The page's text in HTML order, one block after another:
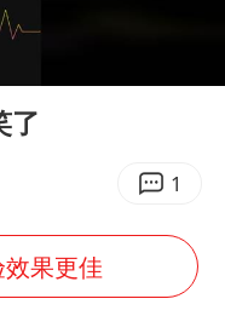
远被查
演唱会取消
泰国初中生饮弹自尽前开了26枪
了
1
果更佳